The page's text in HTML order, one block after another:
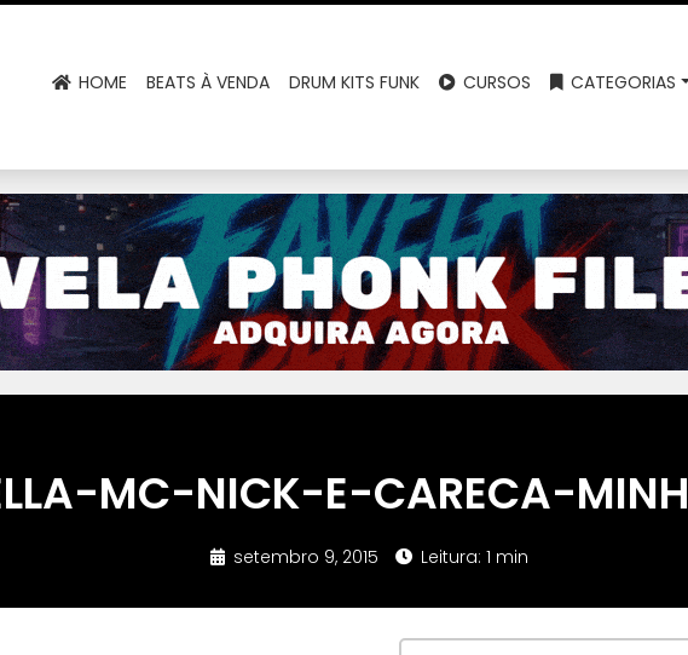
HOME BEATS À VENDA DRUM KITS FUNK CURSOS CATEGORIAS
MC-NICK-E-CARECA-
setembro 9, 2015 Leitura: 1 min